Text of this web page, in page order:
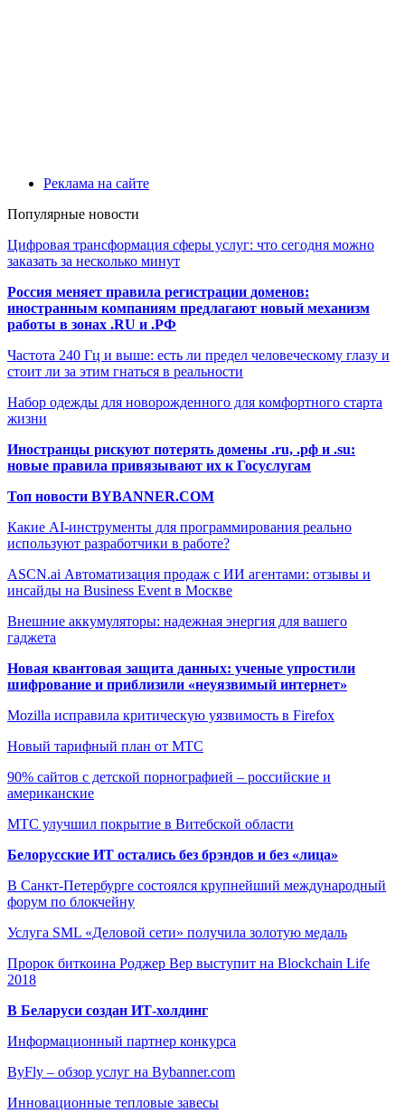
Реклама на сайте
Популярные новости
Цифровая трансформация сферы услуг: что сегодня можно
заказать за несколько минут
Россия меняет правила регистрации доменов:
иностранным компаниям предлагают новый механизм
работы в зонах .RU и .РФ
Частота 240 Гц и выше: есть ли предел человеческому глазу и
стоит ли за этим гнаться в реальности
Набор одежды для новорожденного для комфортного старта
жизни
Иностранцы рискуют потерять домены .ru, .рф и .su:
новые правила привязывают их к Госуслугам
Топ новости BYBANNER.COM
Какие AI-инструменты для программирования реально
используют разработчики в работе?
ASCN.ai Автоматизация продаж с ИИ агентами: отзывы и
инсайды на Business Event в Москве
Внешние аккумуляторы: надежная энергия для вашего
гаджета
Новая квантовая защита данных: ученые упростили
шифрование и приблизили «неуязвимый интернет»
Mozilla исправила критическую уязвимость в Firefox
Новый тарифный план от МТС
90% сайтов с детской порнографией – российские и
американские
МТС улучшил покрытие в Витебской области
Белорусские ИТ остались без брэндов и без «лица»
В Санкт-Петербурге состоялся крупнейший международный
форум по блокчейну
Услуга SML «Деловой сети» получила золотую медаль
Пророк биткоина Роджер Вер выступит на Blockchain Life
2018
В Беларуси создан ИТ-холдинг
Информационный партнер конкурса
ByFly – обзор услуг на Bybanner.com
Инновационные тепловые завесы